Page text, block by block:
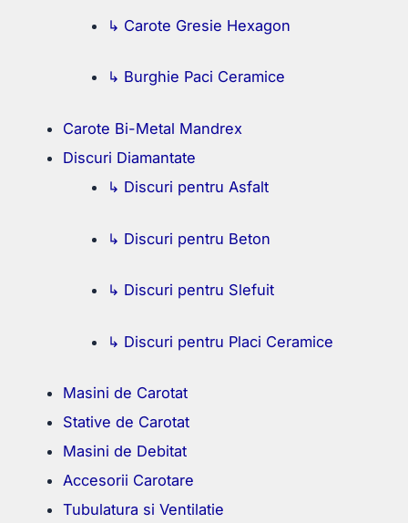
↳ Carote Gresie Hexagon
↳ Burghie Paci Ceramice
Carote Bi-Metal Mandrex
Discuri Diamantate
↳ Discuri pentru Asfalt
↳ Discuri pentru Beton
↳ Discuri pentru Slefuit
↳ Discuri pentru Placi Ceramice
Masini de Carotat
Stative de Carotat
Masini de Debitat
Accesorii Carotare
Tubulatura si Ventilatie